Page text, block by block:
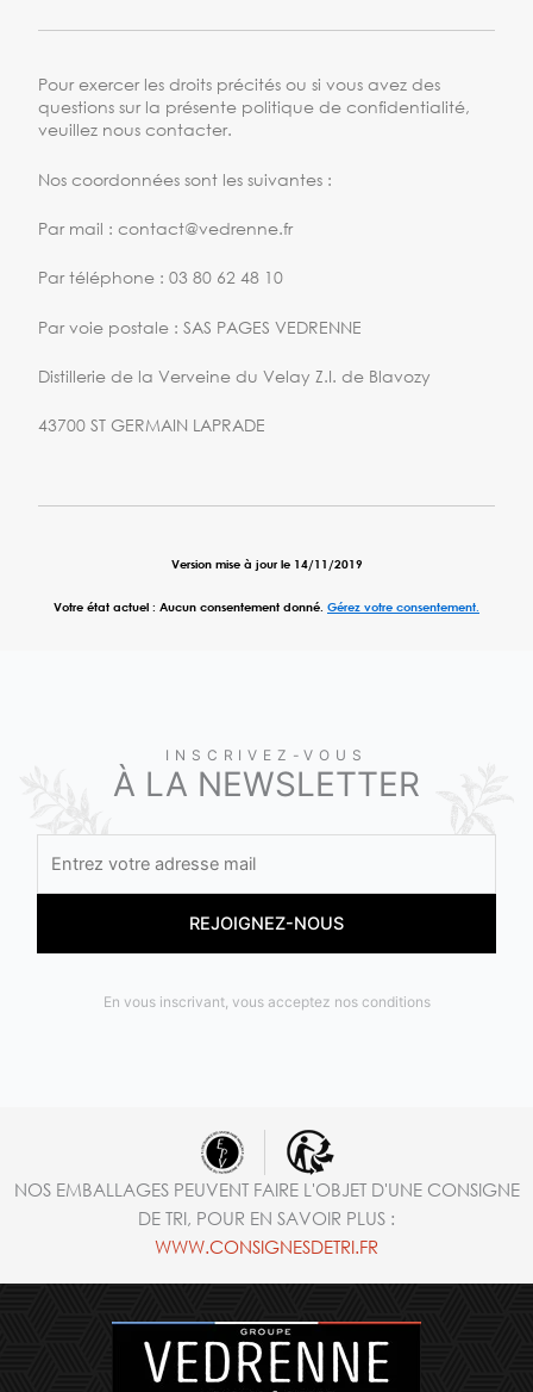
Pour exercer les droits précités ou si vous avez des
questions sur la présente politique de confidentialité,
veuillez nous contacter.
Nos coordonnées sont les suivantes :
Par mail : contact@vedrenne.fr
Par téléphone : 03 80 62 48 10
Par voie postale : SAS PAGES VEDRENNE
Distillerie de la Verveine du Velay Z.I. de Blavozy
43700 ST GERMAIN LAPRADE
Version mise à jour le 14/11/2019
Votre état actuel : Aucun consentement donné. Gérez votre consentement.
INSCRIVEZ-VOUS
À LA NEWSLETTER
En vous inscrivant, vous acceptez nos conditions
NOS EMBALLAGES PEUVENT FAIRE L'OBJET D'UNE CONSIGNE
DE TRI, POUR EN SAVOIR PLUS :
WWW.CONSIGNESDETRI.FR